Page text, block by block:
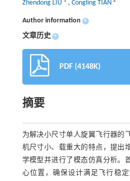
Zhendong LIU
, Congling TIAN
Author information +
文章历史 +
PDF (4148K)
摘要
为解决小尺寸单人旋翼飞行器的
机尺寸小、载重大的特点，提出
学模型并进行了模态仿真分析。
心位置，确保设计满足飞行稳